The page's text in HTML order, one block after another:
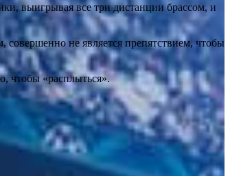
выигрывая все три дистанции брассом, и
совершенно не является препятствием, чтобы
чтобы «расплыться».